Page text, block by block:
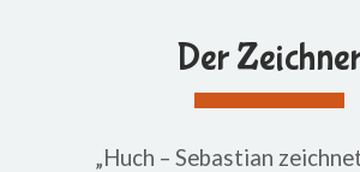
Der
„Huch – Sebastian